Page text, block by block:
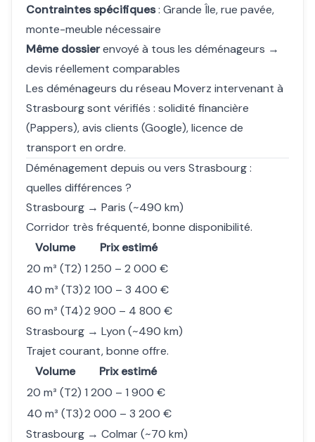
Contraintes spécifiques: Grande Île, rue pavée,
monte-meuble nécessaire
Même dossierenvoyé à tous les déménageurs →
devis réellement comparables
Les déménageurs du réseau Moverz intervenant à
Strasbourg sont vérifiés : solidité financière
(Pappers), avis clients (Google), licence de
transport en ordre.
Déménagement depuis ou vers Strasbourg :
quelles différences ?
Strasbourg → Paris (~490 km)
Corridor très fréquenté, bonne disponibilité.
Volume
Prix estimé
20 m³ (T2) 1 250 – 2 000 €
40 m³ (T3)2 100 – 3 400 €
60 m³ (T4)2 900 – 4 800 €
Strasbourg → Lyon (~490 km)
Trajet courant, bonne offre.
Volume
Prix estimé
20 m³ (T2) 1 200 – 1 900 €
40 m³ (T3)2 000 – 3 200 €
Strasbourg → Colmar (~70 km)